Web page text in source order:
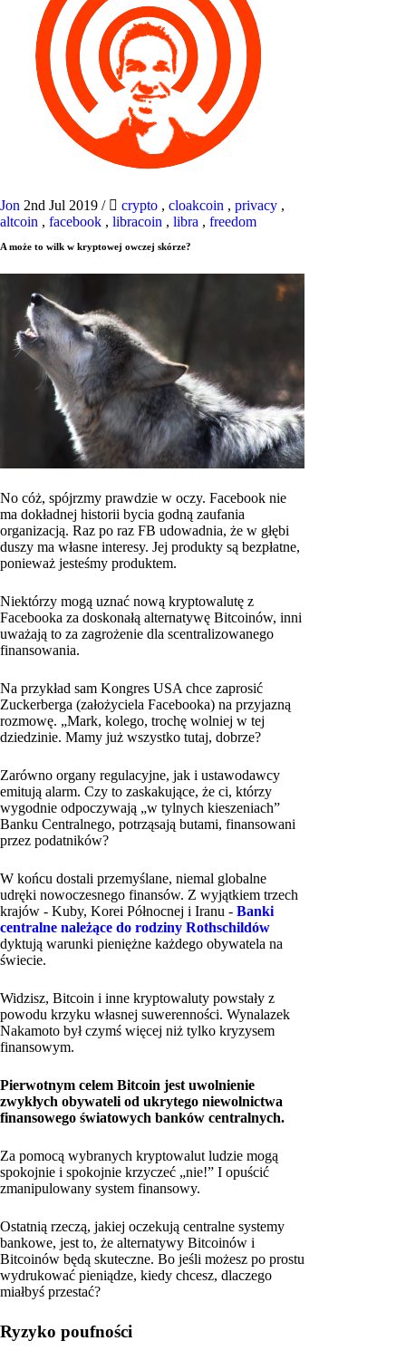
Jon 2nd Jul 2019 / crypto , cloakcoin , privacy ,
altcoin , facebook , libracoin , libra , freedom
A może to wilk w kryptowej owczej skórze?
No cóż, spójrzmy prawdzie w oczy. Facebook nie
ma dokładnej historii bycia godną zaufania
organizacją. Raz po raz FB udowadnia, że ​​w głębi
duszy ma własne interesy. Jej produkty są bezpłatne,
ponieważ jesteśmy produktem.
Niektórzy mogą uznać nową kryptowalutę z
Facebooka za doskonałą alternatywę Bitcoinów, inni
uważają to za zagrożenie dla scentralizowanego
finansowania.
Na przykład sam Kongres USA chce zaprosić
Zuckerberga (założyciela Facebooka) na przyjazną
rozmowę. „Mark, kolego, trochę wolniej w tej
dziedzinie. Mamy już wszystko tutaj, dobrze?
Zarówno organy regulacyjne, jak i ustawodawcy
emitują alarm. Czy to zaskakujące, że ci, którzy
wygodnie odpoczywają „w tylnych kieszeniach”
Banku Centralnego, potrząsają butami, finansowani
przez podatników?
W końcu dostali przemyślane, niemal globalne
udręki nowoczesnego finansów. Z wyjątkiem trzech
krajów - Kuby, Korei Północnej i Iranu - Banki
centralne należące do rodziny Rothschildów
dyktują warunki pieniężne każdego obywatela na
świecie.
Widzisz, Bitcoin i inne kryptowaluty powstały z
powodu krzyku własnej suwerenności. Wynalazek
Nakamoto był czymś więcej niż tylko kryzysem
finansowym.
Pierwotnym celem Bitcoin jest uwolnienie
zwykłych obywateli od ukrytego niewolnictwa
finansowego światowych banków centralnych.
Za pomocą wybranych kryptowalut ludzie mogą
spokojnie i spokojnie krzyczeć „nie!” I opuścić
zmanipulowany system finansowy.
Ostatnią rzeczą, jakiej oczekują centralne systemy
bankowe, jest to, że alternatywy Bitcoinów i
Bitcoinów będą skuteczne. Bo jeśli możesz po prostu
wydrukować pieniądze, kiedy chcesz, dlaczego
miałbyś przestać?
Ryzyko poufności